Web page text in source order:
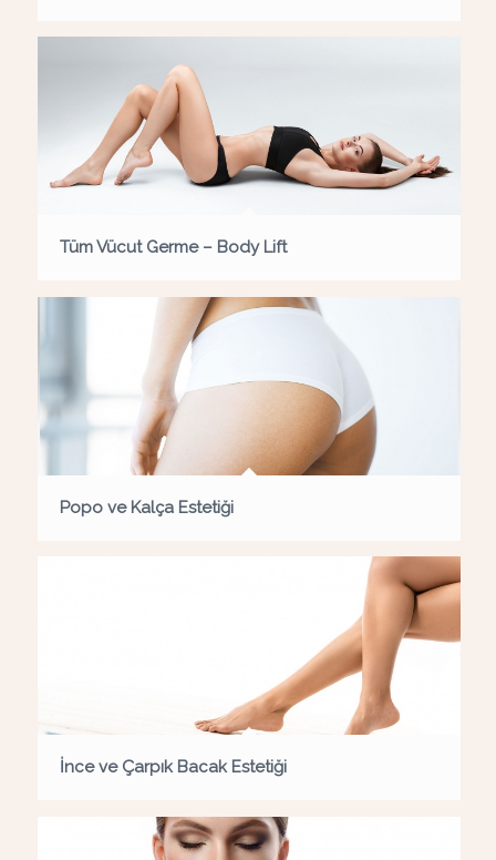
Tüm Vücut Germe – Body Lift
Popo ve Kalça Estetiği
İnce ve Çarpık Bacak Estetiği